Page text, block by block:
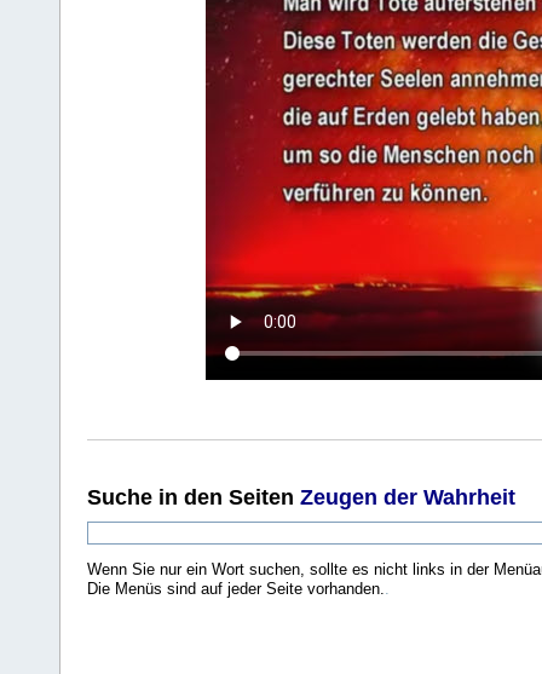
Suche in den Seiten Zeugen der Wahrheit
Wenn Sie nur ein Wort suchen, sollte es nicht links in der
Die Menüs sind auf jeder Seite vorhanden..